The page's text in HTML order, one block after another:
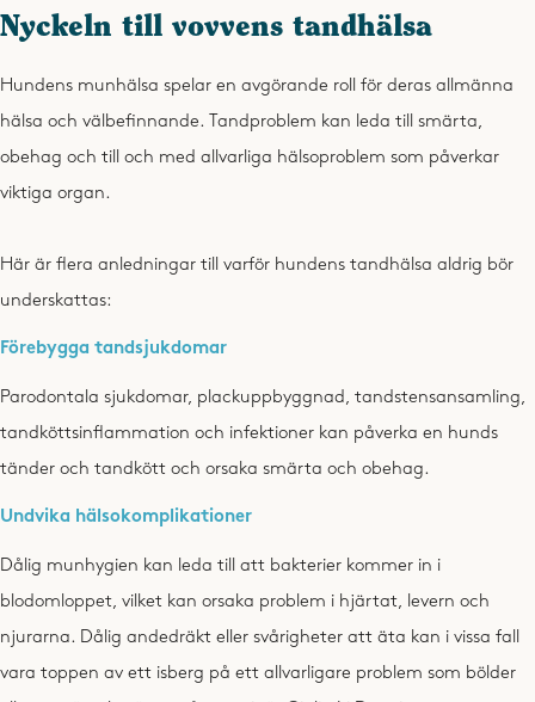
Nyckeln till vovvens tandhälsa
Hundens munhälsa spelar en avgörande roll för deras allmänna
hälsa och välbefinnande. Tandproblem kan leda till smärta,
obehag och till och med allvarliga hälsoproblem som påverkar
viktiga organ.
Här är flera anledningar till varför hundens tandhälsa aldrig bör
underskattas:
Förebygga tandsjukdomar
Parodontala sjukdomar, plackuppbyggnad, tandstensansamling,
tandköttsinflammation och infektioner kan påverka en hunds
tänder och tandkött och orsaka smärta och obehag.
Undvika hälsokomplikationer
Dålig munhygien kan leda till att bakterier kommer in i
blodomloppet, vilket kan orsaka problem i hjärtat, levern och
njurarna. Dålig andedräkt eller svårigheter att äta kan i vissa fall
vara toppen av ett isberg på ett allvarligare problem som bölder